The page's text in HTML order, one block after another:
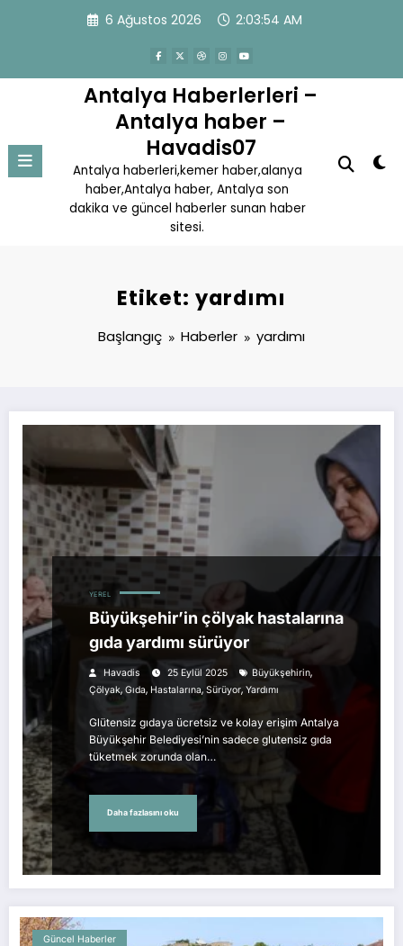
6 Ağustos 2026 2:03:54 AM
Antalya Haberlerleri –
Antalya haber –
Havadis07
Antalya haberleri,kemer haber,alanya
haber,Antalya haber, Antalya son
dakika ve güncel haberler sunan haber
sitesi.
Etiket: yardımı
Başlangıç Haberler yardımı
YEREL
Büyükşehir’in çölyak hastalarına
gıda yardımı sürüyor
Havadis 25 Eylül 2025 Büyükşehirin,
Çölyak, Gıda, Hastalarına, Sürüyor, Yardımı
Glütensiz gıdaya ücretsiz ve kolay erişim Antalya
Büyükşehir Belediyesi’nin sadece glutensiz gıda
tüketmek zorunda olan…
Daha fazlasını oku
Güncel Haberler